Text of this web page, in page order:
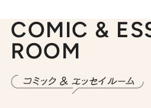
COMIC &
ROOM